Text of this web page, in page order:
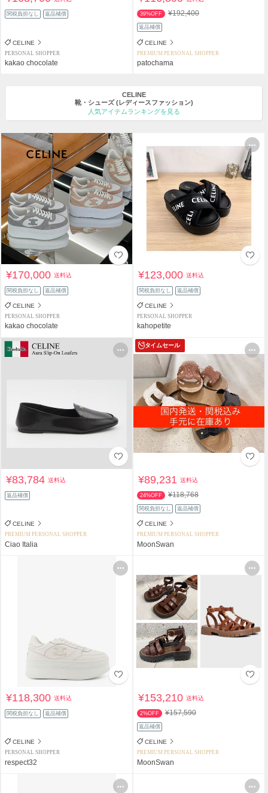
関税負担なし 返品補償
CELINE
PERSONAL SHOPPER
kakao chocolate
39%OFF ¥192,400
返品補償
CELINE
PREMIUM PERSONAL SHOPPER
patochama
CELINE
靴・シューズ (レディースファッション)
人気アイテムランキングを見る
¥170,000送料込
関税負担なし 返品補償
CELINE
PERSONAL SHOPPER
kakao chocolate
¥123,000送料込
関税負担なし 返品補償
CELINE
PERSONAL SHOPPER
kahopetite
¥83,784送料込
返品補償
CELINE
PREMIUM PERSONAL SHOPPER
Ciao Italia
タイムセール
¥89,231送料込
24%OFF ¥118,768
関税負担なし 返品補償
CELINE
PREMIUM PERSONAL SHOPPER
MoonSwan
¥118,300送料込
関税負担なし 返品補償
CELINE
PERSONAL SHOPPER
respect32
¥153,210送料込
2%OFF ¥157,590
返品補償
CELINE
PREMIUM PERSONAL SHOPPER
MoonSwan